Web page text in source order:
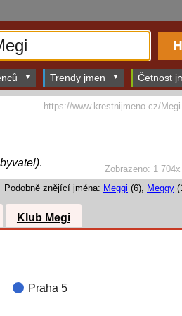
Trendy jmen Četnost
Zobrazeno: 1 704x
.
https://www.krestnijmeno.cz/Megi
Podobně znějící jména: Meggi (6), Meggy
Klub Megi
Praha 5